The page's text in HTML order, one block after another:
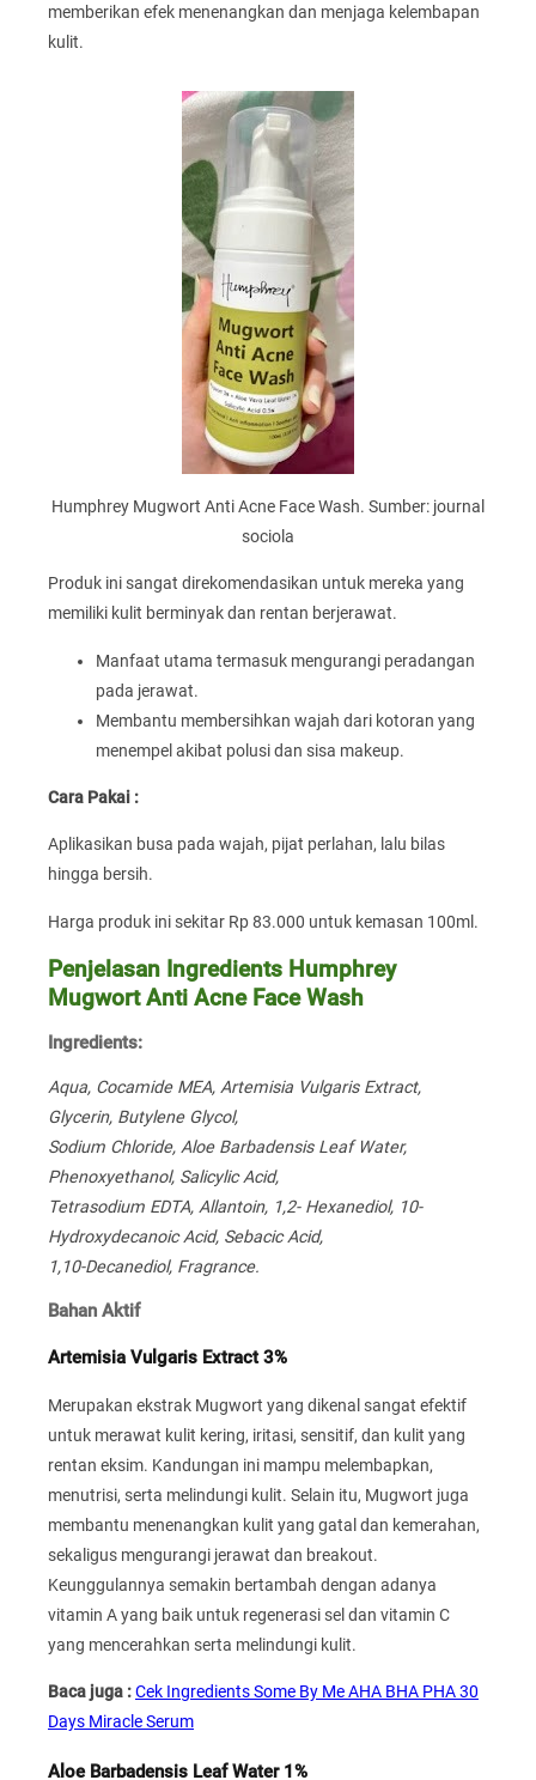
memberikan efek menenangkan dan menjaga kelembapan
kulit.
Humphrey Mugwort Anti Acne Face Wash. Sumber: journal
sociola
Produk ini sangat direkomendasikan untuk mereka yang
memiliki kulit berminyak dan rentan berjerawat.
Manfaat utama termasuk mengurangi peradangan
pada jerawat.
Membantu membersihkan wajah dari kotoran yang
menempel akibat polusi dan sisa makeup.
Cara Pakai :
Aplikasikan busa pada wajah, pijat perlahan, lalu bilas
hingga bersih.
Harga produk ini sekitar Rp 83.000 untuk kemasan 100ml.
Penjelasan Ingredients Humphrey
Mugwort Anti Acne Face Wash
Ingredients:
Aqua, Cocamide MEA, Artemisia Vulgaris Extract,
Glycerin, Butylene Glycol,
Sodium Chloride, Aloe Barbadensis Leaf Water,
Phenoxyethanol, Salicylic Acid,
Tetrasodium EDTA, Allantoin, 1,2- Hexanediol, 10-
Hydroxydecanoic Acid, Sebacic Acid,
1,10-Decanediol, Fragrance.
Bahan Aktif
Artemisia Vulgaris Extract 3%
Merupakan ekstrak Mugwort yang dikenal sangat efektif
untuk merawat kulit kering, iritasi, sensitif, dan kulit yang
rentan eksim. Kandungan ini mampu melembapkan,
menutrisi, serta melindungi kulit. Selain itu, Mugwort juga
membantu menenangkan kulit yang gatal dan kemerahan,
sekaligus mengurangi jerawat dan breakout.
Keunggulannya semakin bertambah dengan adanya
vitamin A yang baik untuk regenerasi sel dan vitamin C
yang mencerahkan serta melindungi kulit.
Baca juga :Cek Ingredients Some By Me AHA BHA PHA 30
Days Miracle Serum
Aloe Barbadensis Leaf Water 1%